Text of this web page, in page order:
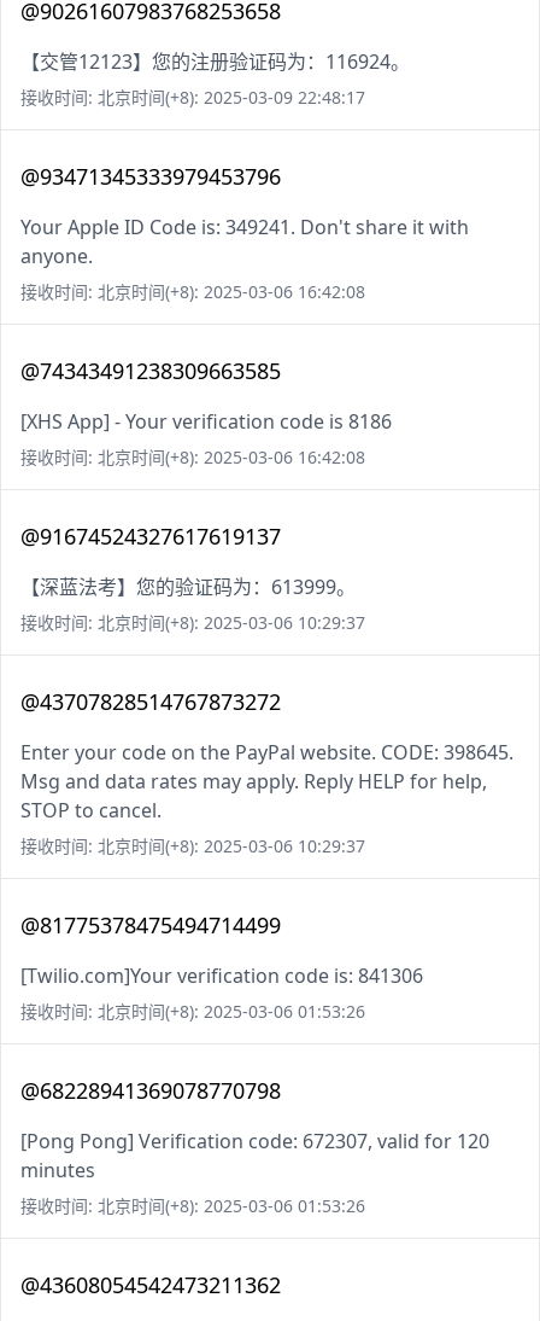
@90261607983768253658
【交管12123】您的注册验证码为：116924。
接收时间: 北京时间(+8): 2025-03-09 22:48:17
@93471345333979453796
Your Apple ID Code is: 349241. Don't share it with
anyone.
接收时间: 北京时间(+8): 2025-03-06 16:42:08
@74343491238309663585
[XHS App] - Your verification code is 8186
接收时间: 北京时间(+8): 2025-03-06 16:42:08
@91674524327617619137
【深蓝法考】您的验证码为：613999。
接收时间: 北京时间(+8): 2025-03-06 10:29:37
@43707828514767873272
Enter your code on the PayPal website. CODE: 398645.
Msg and data rates may apply. Reply HELP for help,
STOP to cancel.
接收时间: 北京时间(+8): 2025-03-06 10:29:37
@81775378475494714499
[Twilio.com]Your verification code is: 841306
接收时间: 北京时间(+8): 2025-03-06 01:53:26
@68228941369078770798
[Pong Pong] Verification code: 672307, valid for 120
minutes
接收时间: 北京时间(+8): 2025-03-06 01:53:26
@43608054542473211362